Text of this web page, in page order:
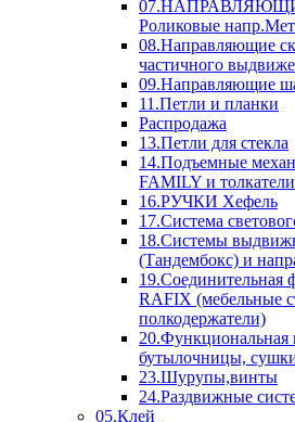
Роликовые
08.Направляющие
частичного
09.Направляющие
11.Петли и планки
Распродажа
13.Петли для стекла
14.Подъемные
FAMILY и толкатели
16.РУЧКИ Хефель
17.Система
18.Системы
(Тандембокс) и
19.Соединительная
RAFIX (мебельные
полкодержатели)
20.Функциональная
бутылочницы,
23.Шурупы,винты
24.Раздвижные
05.Клей